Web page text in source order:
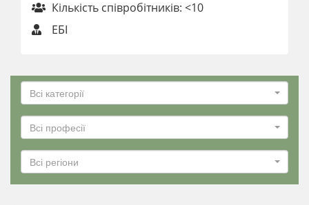
Кількість співробітників: <10
ЕБІ
Всі категорії
Всі професії
Всі регіони